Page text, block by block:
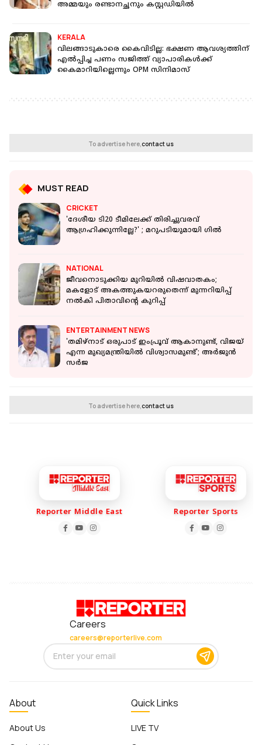
അമ്മയും രണ്ടാനച്ഛനും കസ്റ്റഡിയിൽ
KERALA
വിലങ്ങാടുകാരെ കൈവിടില്ല: ഭക്ഷണ ആവശ്യത്തിന്
എൽപ്പിച്ച പണം സജിത്ത് വ്യാപാരികൾക്ക്
കൈമാറിയില്ലെന്നും OPM സിനിമാസ്
To advertise here,contact us
MUST READ
CRICKET
'ദേശീയ ടി20 ടീമിലേക്ക് തിരിച്ചുവരവ്
ആഗ്രഹിക്കുന്നില്ലേ?' ; മറുപടിയുമായി ഗിൽ
NATIONAL
ജീവനൊടുക്കിയ മുറിയിൽ വിഷവാതകം;
മകളോട് അകത്തുകയറരുതെന്ന് മുന്നറിയിപ്പ്
നല്‍കി പിതാവിൻ്റെ കുറിപ്പ്
ENTERTAINMENT NEWS
'തമിഴ്‌നാട് ഒരുപാട് ഇംപ്രൂവ് ആകാനുണ്ട്, വിജയ്
എന്ന മുഖ്യമന്ത്രിയില്‍ വിശ്വാസമുണ്ട്'; അര്‍ജുന്‍
സര്‍ജ
To advertise here,contact us
Reporter Middle East Reporter Sports
Careers
careers@reporterlive.com
About
About Us
Quick Links
LIVE TV